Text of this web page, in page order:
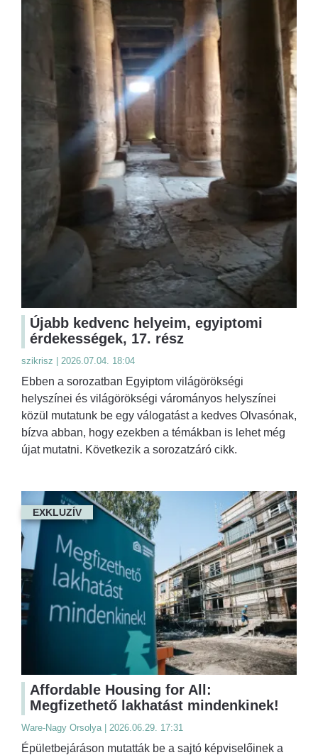
Újabb kedvenc helyeim, egyiptomi
érdekességek, 17. rész
szikrisz | 2026.07.04. 18:04
Ebben a sorozatban Egyiptom világörökségi
helyszínei és világörökségi várományos helyszínei
közül mutatunk be egy válogatást a kedves Olvasónak,
bízva abban, hogy ezekben a témákban is lehet még
újat mutatni. Következik a sorozatzáró cikk.
EXKLUZÍV
Affordable Housing for All:
Megfizethető lakhatást mindenkinek!
Ware-Nagy Orsolya | 2026.06.29. 17:31
Épületbejáráson mutatták be a sajtó képviselőinek a